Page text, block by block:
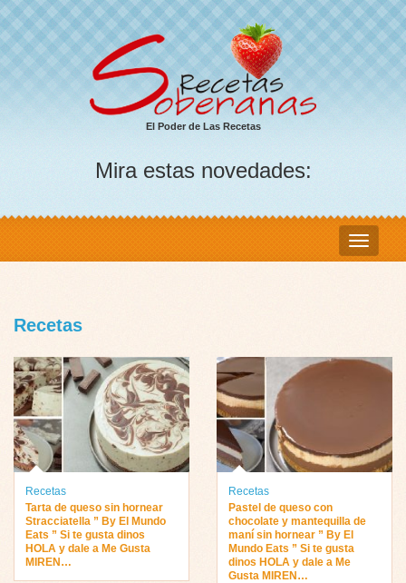
El Poder de Las Recetas
Mira estas novedades:
Recetas
Recetas
Tarta de queso sin hornear
Stracciatella ” By El Mundo
Eats ” Si te gusta dinos
HOLA y dale a Me Gusta
MIREN…
Recetas
Pastel de queso con
chocolate y mantequilla de
maní sin hornear ” By El
Mundo Eats ” Si te gusta
dinos HOLA y dale a Me
Gusta MIREN…